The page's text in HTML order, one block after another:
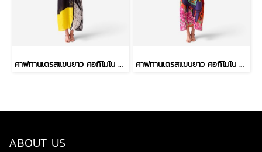
คาฟทานเดรสแขนยาว คอกิโมโน - สีดำ : ลายวงพู่กันหนา และเส้นตารางสเก็ตช์ คาฟทานเดรสแขนยาว คอกิโมโน - สีแดง : ลายเจ้าเหมียวจอมซนกับโหลปลาทอง
ABOUT US